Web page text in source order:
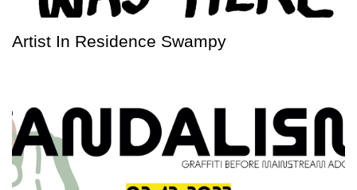
Artist In Residence Swampy